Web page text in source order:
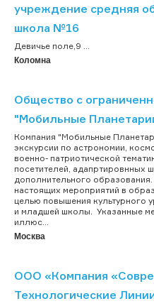
учреждение средняя
школа №16
Девичье поле,9 ...
Коломна
Общество с
"Мобильные
Компания "Мобильные
экскурсии по астрономии,
военно- патриотической
посетителей, адапртировнных
дополнительного
настоящих мероприятий в
целью повышения культурного
и младшей школы. Указанные
иллюс...
Москва
ООО «Компания
Технологические